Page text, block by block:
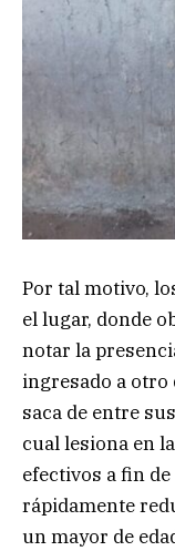
Por tal motivo,
el lugar, donde
notar la
ingresado a otro
saca de entre
cual lesiona en
efectivos a fin
rápidamente
un mayor de